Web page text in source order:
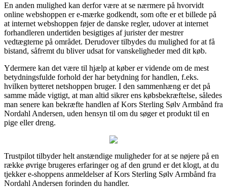
En anden mulighed kan derfor være at se nærmere på hvorvidt
online webshoppen er e-mærke godkendt, som ofte er et billede på
at internet webshoppen føjer de danske regler, udover at internet
forhandleren undertiden besigtiges af jurister der mestrer
vedtægterne på området. Derudover tilbydes du mulighed for at få
bistand, såfremt du bliver udsat for vanskeligheder med dit køb.
Ydermere kan det være til hjælp at køber er vidende om de mest
betydningsfulde forhold der har betydning for handlen, f.eks.
hvilken bytteret netshoppen bruger. I den sammenhæng er det på
samme måde vigtigt, at man altid sikrer ens købsbekræftelse, således
man senere kan bekræfte handlen af Kors Sterling Sølv Armbånd fra
Nordahl Andersen, uden hensyn til om du søger et produkt til en
pige eller dreng.
Trustpilot tilbyder helt anstændige muligheder for at se nøjere på en
række øvrige brugeres erfaringer og af den grund er det klogt, at du
tjekker e-shoppens anmeldelser af Kors Sterling Sølv Armbånd fra
Nordahl Andersen forinden du handler.